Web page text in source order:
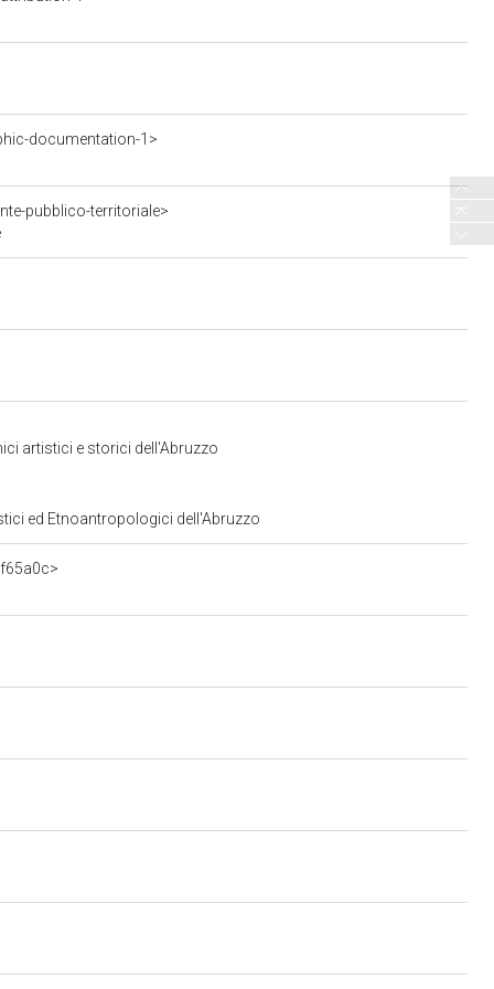
documentation-1>
pubblico-territoriale>
artistici e storici dell'Abruzzo
ed Etnoantropologici dell'Abruzzo